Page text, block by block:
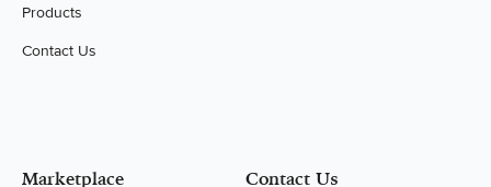
Products
Contact Us
Marketplace Contact Us